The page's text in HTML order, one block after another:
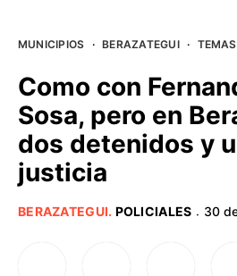
BUENOS AIRES
PROVINCIAS
MUNICIPIOS · BERAZATEGUI · TEMAS
Como con
Sosa, pero en
dos detenidos y
justicia
BERAZATEGUI. POLICIALES · 30